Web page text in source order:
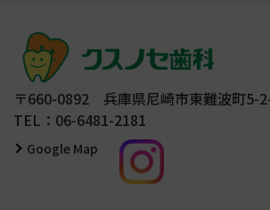
〒660-0892 兵庫県尼崎市東難波町5-
TEL：06-6481-2181
Google Map